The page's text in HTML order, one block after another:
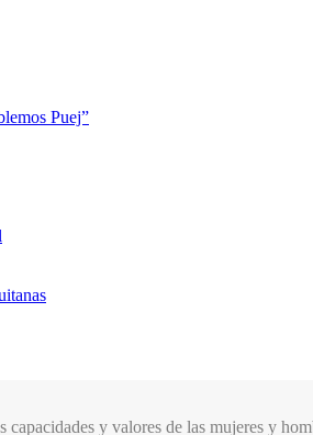
Puej”
y valores de las mujeres y